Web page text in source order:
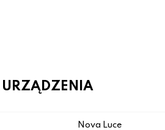
URZĄDZENIA
Nova Luce